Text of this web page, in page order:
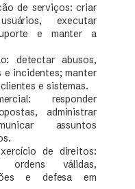
de serviços: criar
executar
e manter a
detectar abusos,
e incidentes; manter
e sistemas.
responder
administrar
assuntos
de direitos:
ordens válidas,
e defesa em